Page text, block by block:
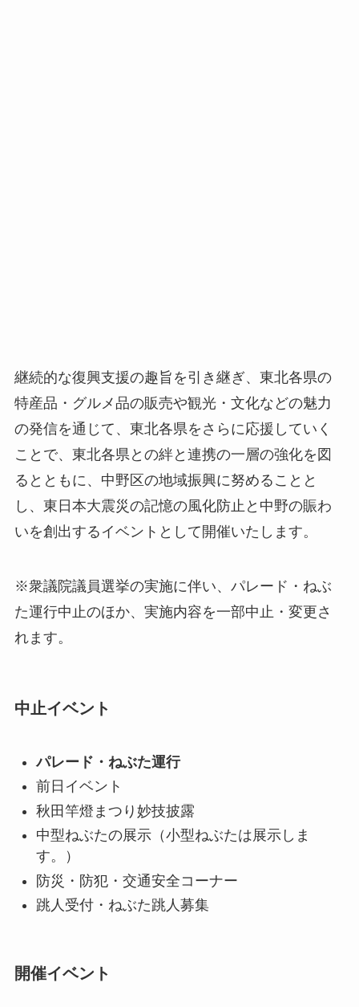
継続的な復興支援の趣旨を引き継ぎ、東北各県の
特産品・グルメ品の販売や観光・文化などの魅力
の発信を通じて、東北各県をさらに応援していく
ことで、東北各県との絆と連携の一層の強化を図
るとともに、中野区の地域振興に努めることと
し、東日本大震災の記憶の風化防止と中野の賑わ
いを創出するイベントとして開催いたします。
※衆議院議員選挙の実施に伴い、パレード・ねぶ
た運行中止のほか、実施内容を一部中止・変更さ
れます。
中止イベント
パレード・ねぶた運行
前日イベント
秋田竿燈まつり妙技披露
中型ねぶたの展示（小型ねぶたは展示しま
す。）
防災・防犯・交通安全コーナー
跳人受付・ねぶた跳人募集
開催イベント